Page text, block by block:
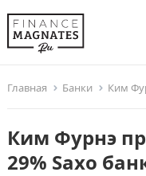
Главная Банки Ким
Ким Фурнэ
29% Saxo